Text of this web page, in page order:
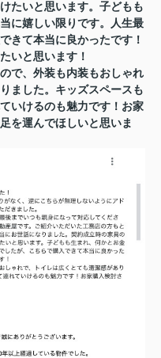
たいと思います。子どもも
に嬉しい限りです。人生最
きて本当に良かったです！
いと思います！
で、外装も内装もおしゃれ
ました。キッズスペースも
いけるのも魅力です！お家
を運んでほしいと思いま